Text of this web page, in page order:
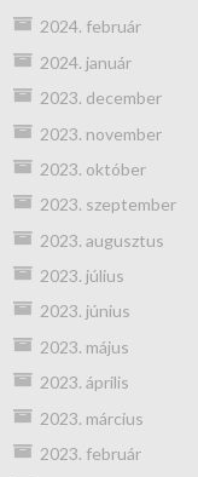
2024. február
2024. január
2023. december
2023. november
2023. október
2023. szeptember
2023. augusztus
2023. július
2023. június
2023. május
2023. április
2023. március
2023. február